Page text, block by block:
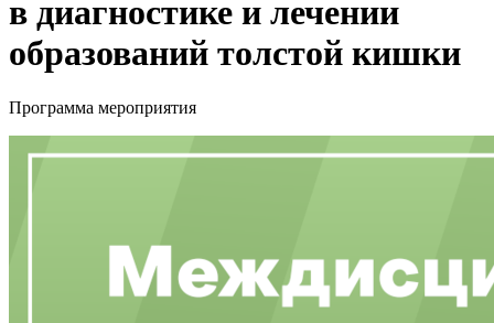
в диагностике и лечении
образований толстой кишки
Программа мероприятия